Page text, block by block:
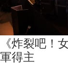
《炸裂吧！
軍得主